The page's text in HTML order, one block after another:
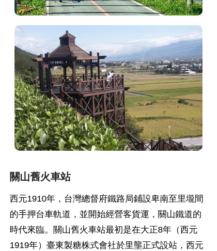
關山舊火車站
西元1910年，台灣總督府鐵路局鋪設卑南至里壠間
的手押台車軌道，並開始經營客貨運，關山鐵道的
時代來臨。關山舊火車站最初是在大正8年（西元
1919年）臺東製糖株式會社於里壟正式設站，西元